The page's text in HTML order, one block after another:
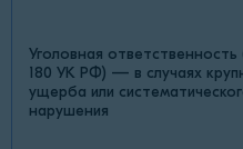
Уголовная ответственность
180 УК РФ) — в случаях
ущерба или
нарушения